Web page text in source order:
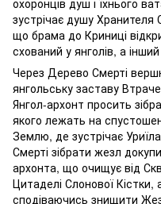
зустрічає душу Хранителя
що брама до Криниці
схований у янголів, а
Через Дерево Смерті
янгольську заставу
Янгол-архонт просить
якого лежать на
Землю, де зустрічає Уриїла
Смерті зібрати жезл
архонта, що очищує від
Цитаделі Слонової
сподіваючись знищити